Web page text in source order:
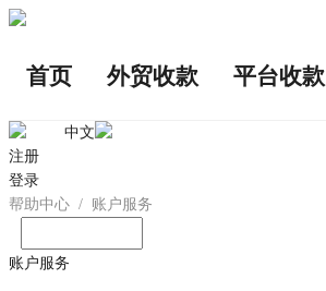
首页 外贸收款 平台收款
中文
注册
登录
帮助中心 / 账户服务
账户服务